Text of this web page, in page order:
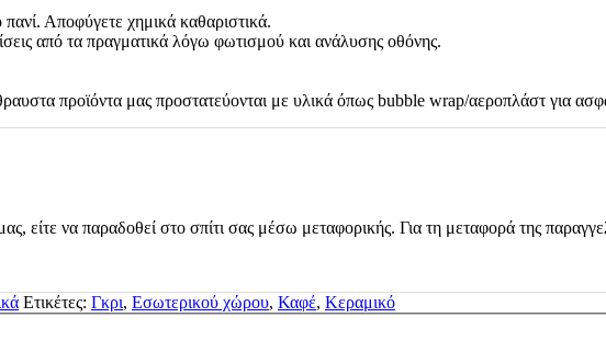
Αποφύγετε χημικά καθαριστικά.
από τα πραγματικά λόγω φωτισμού και ανάλυσης οθόνης.
προϊόντα μας προστατεύονται με υλικά όπως bubble wrap/αεροπλάστ για
είτε να παραδοθεί στο σπίτι σας μέσω μεταφορικής. Για τη μεταφορά της
Ετικέτες: Γκρι, Εσωτερικού χώρου, Καφέ, Κεραμικό